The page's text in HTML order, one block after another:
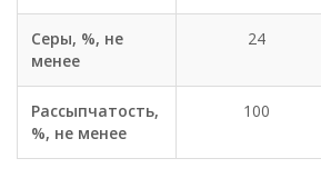
Серы, %, не
менее
24
Рассыпчатость,
%, не менее
100